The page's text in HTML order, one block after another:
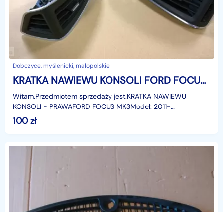
Dobczyce, myślenicki, małopolskie
KRATKA NAWIEWU KONSOLI FORD FOCUS MK3 PRAWA 11-15r Ford Focus
Witam.Przedmiotem sprzedaży jest.KRATKA NAWIEWU
KONSOLI - PRAWAFORD FOCUS MK3Model: 2011-
2015r.Wersja europejska.Zastosowanie:Ford Focus MK3, od:
100zł